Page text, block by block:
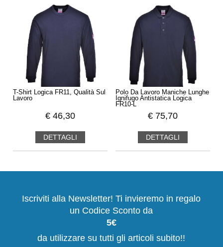
T-Shirt Logica FR11, Qualità Sul
Lavoro
€ 46,30
DETTAGLI
Polo Da Lavoro Maniche Lunghe
Ignifugo Antistatica Logica
FR10-L
€ 75,70
DETTAGLI
Iscriviti alla Newsletter! Ti invieremo in regalo
un Codice Sconto da
5€
da utilizzare su tutti gli articoli subito!!